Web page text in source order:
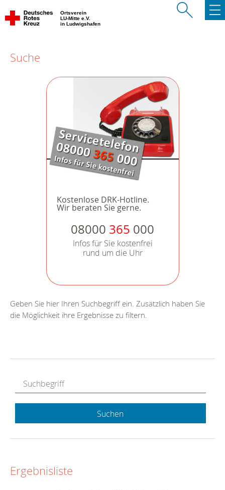
Ortsverein
LU-Mitte e.V.
in Ludwigshafen
Suche
Kostenlose DRK-Hotline.
Wir beraten Sie gerne.
08000 365 000
Infos für Sie kostenfrei
rund um die Uhr
Geben Sie hier Ihren Suchbegriff ein. Zusätzlich haben Sie
die Möglichkeit ihre Ergebnisse zu filtern.
Suchen
Ergebnisliste